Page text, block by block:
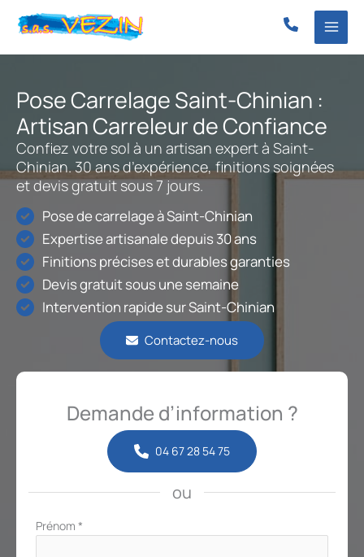
Pose Carrelage Saint-Chinian :
Artisan Carreleur de Confiance
Confiez votre sol à un artisan expert à Saint-
Chinian. 30 ans d’expérience, finitions soignées
et devis gratuit sous 7 jours.
Pose de carrelage à Saint-Chinian
Expertise artisanale depuis 30 ans
Finitions précises et durables garanties
Devis gratuit sous une semaine
Intervention rapide sur Saint-Chinian
Contactez-nous
Demande d’information ?
04 67 28 54 75
ou
Formulaire
Prénom *